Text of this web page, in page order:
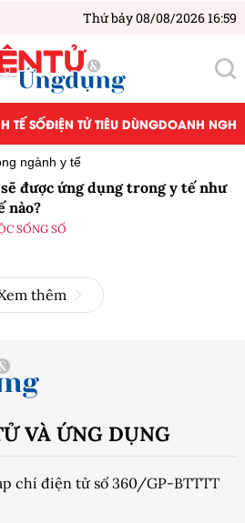
Thứ bảy 08/08/2026 16:59
TẾ SỐĐIỆN TỬ TIÊU DÙNGDOANH
ngành y tế
được ứng dụng trong y tế như
nào?
SỐNG SỐ
thêm
VÀ ỨNG DỤNG
chí điện tử số 360/GP-BTTTT